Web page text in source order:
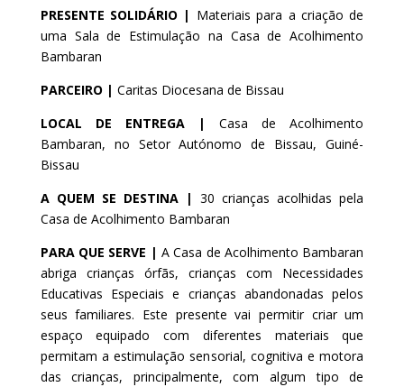
PRESENTE SOLIDÁRIO | Materiais para a criação de
uma Sala de Estimulação na Casa de Acolhimento
Bambaran
PARCEIRO | Caritas Diocesana de Bissau
LOCAL DE ENTREGA |Casa de Acolhimento
Bambaran, no Setor Autónomo de Bissau, Guiné-
Bissau
A QUEM SE DESTINA | 30 crianças acolhidas pela
Casa de Acolhimento Bambaran
PARA QUE SERVE | A Casa de Acolhimento Bambaran
abriga crianças órfãs, crianças com Necessidades
Educativas Especiais e crianças abandonadas pelos
seus familiares. Este presente vai permitircriar um
espaço equipado com diferentes materiais que
permitam a estimulação sensorial, cognitiva e motora
das crianças, principalmente, com algum tipo de